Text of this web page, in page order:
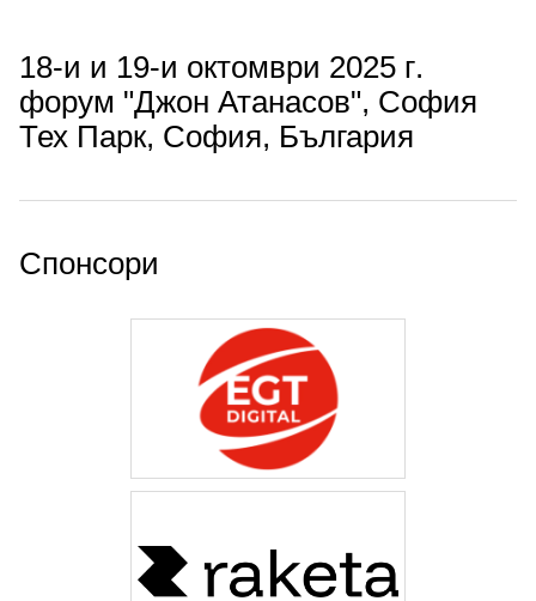
18-и и 19-и октомври 2025 г.
форум "Джон Атанасов", София
Тех Парк, София, България
Спонсори